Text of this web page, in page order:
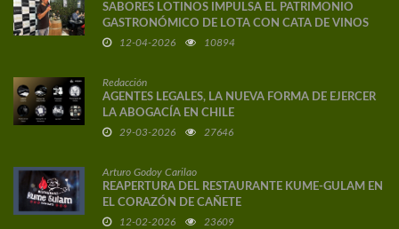
SABORES LOTINOS IMPULSA EL PATRIMONIO
GASTRONÓMICO DE LOTA CON CATA DE VINOS
DE AUTOR
12-04-2026 10894
Redacción
AGENTES LEGALES, LA NUEVA FORMA DE EJERCER
LA ABOGACÍA EN CHILE
29-03-2026 27646
Arturo Godoy Carilao
REAPERTURA DEL RESTAURANTE KUME-GULAM EN
EL CORAZÓN DE CAÑETE
12-02-2026 23609